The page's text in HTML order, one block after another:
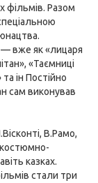
фільмів. Разом
— вже як «лицаря
«Таємниці
ін Постійно
сам виконував
В.Рамо,
костюмно-
казках.
стали три